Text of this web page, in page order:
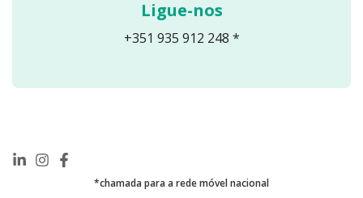
Ligue-nos
+351 935 912 248 *
*chamada para a rede móvel nacional